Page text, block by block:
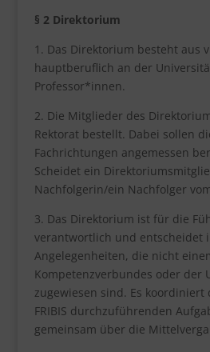
§ 2 Direktorium
1. Das Direktorium besteht aus
hauptberuflich an der
Professor*innen.
2. Die Mitglieder des
Rektorat bestellt. Dabei sollen
Fachrichtungen angemessen
Scheidet ein
Nachfolgerin/ein Nachfolger
3. Das Direktorium ist für die
verantwortlich und entscheidet
Angelegenheiten, die nicht
Kompetenzverbundes oder der
zugewiesen sind. Es koordiniert
FRIBIS durchzuführenden
gemeinsam über die